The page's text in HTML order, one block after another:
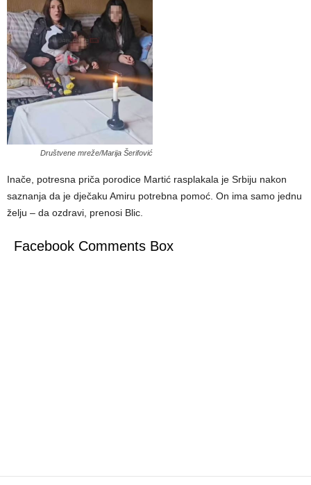
Društvene mreže/Marija Šerifović
Inače, potresna priča porodice Martić rasplakala je Srbiju nakon
saznanja da je dječaku Amiru potrebna pomoć. On ima samo jednu
želju – da ozdravi, prenosi Blic.
Facebook Comments Box